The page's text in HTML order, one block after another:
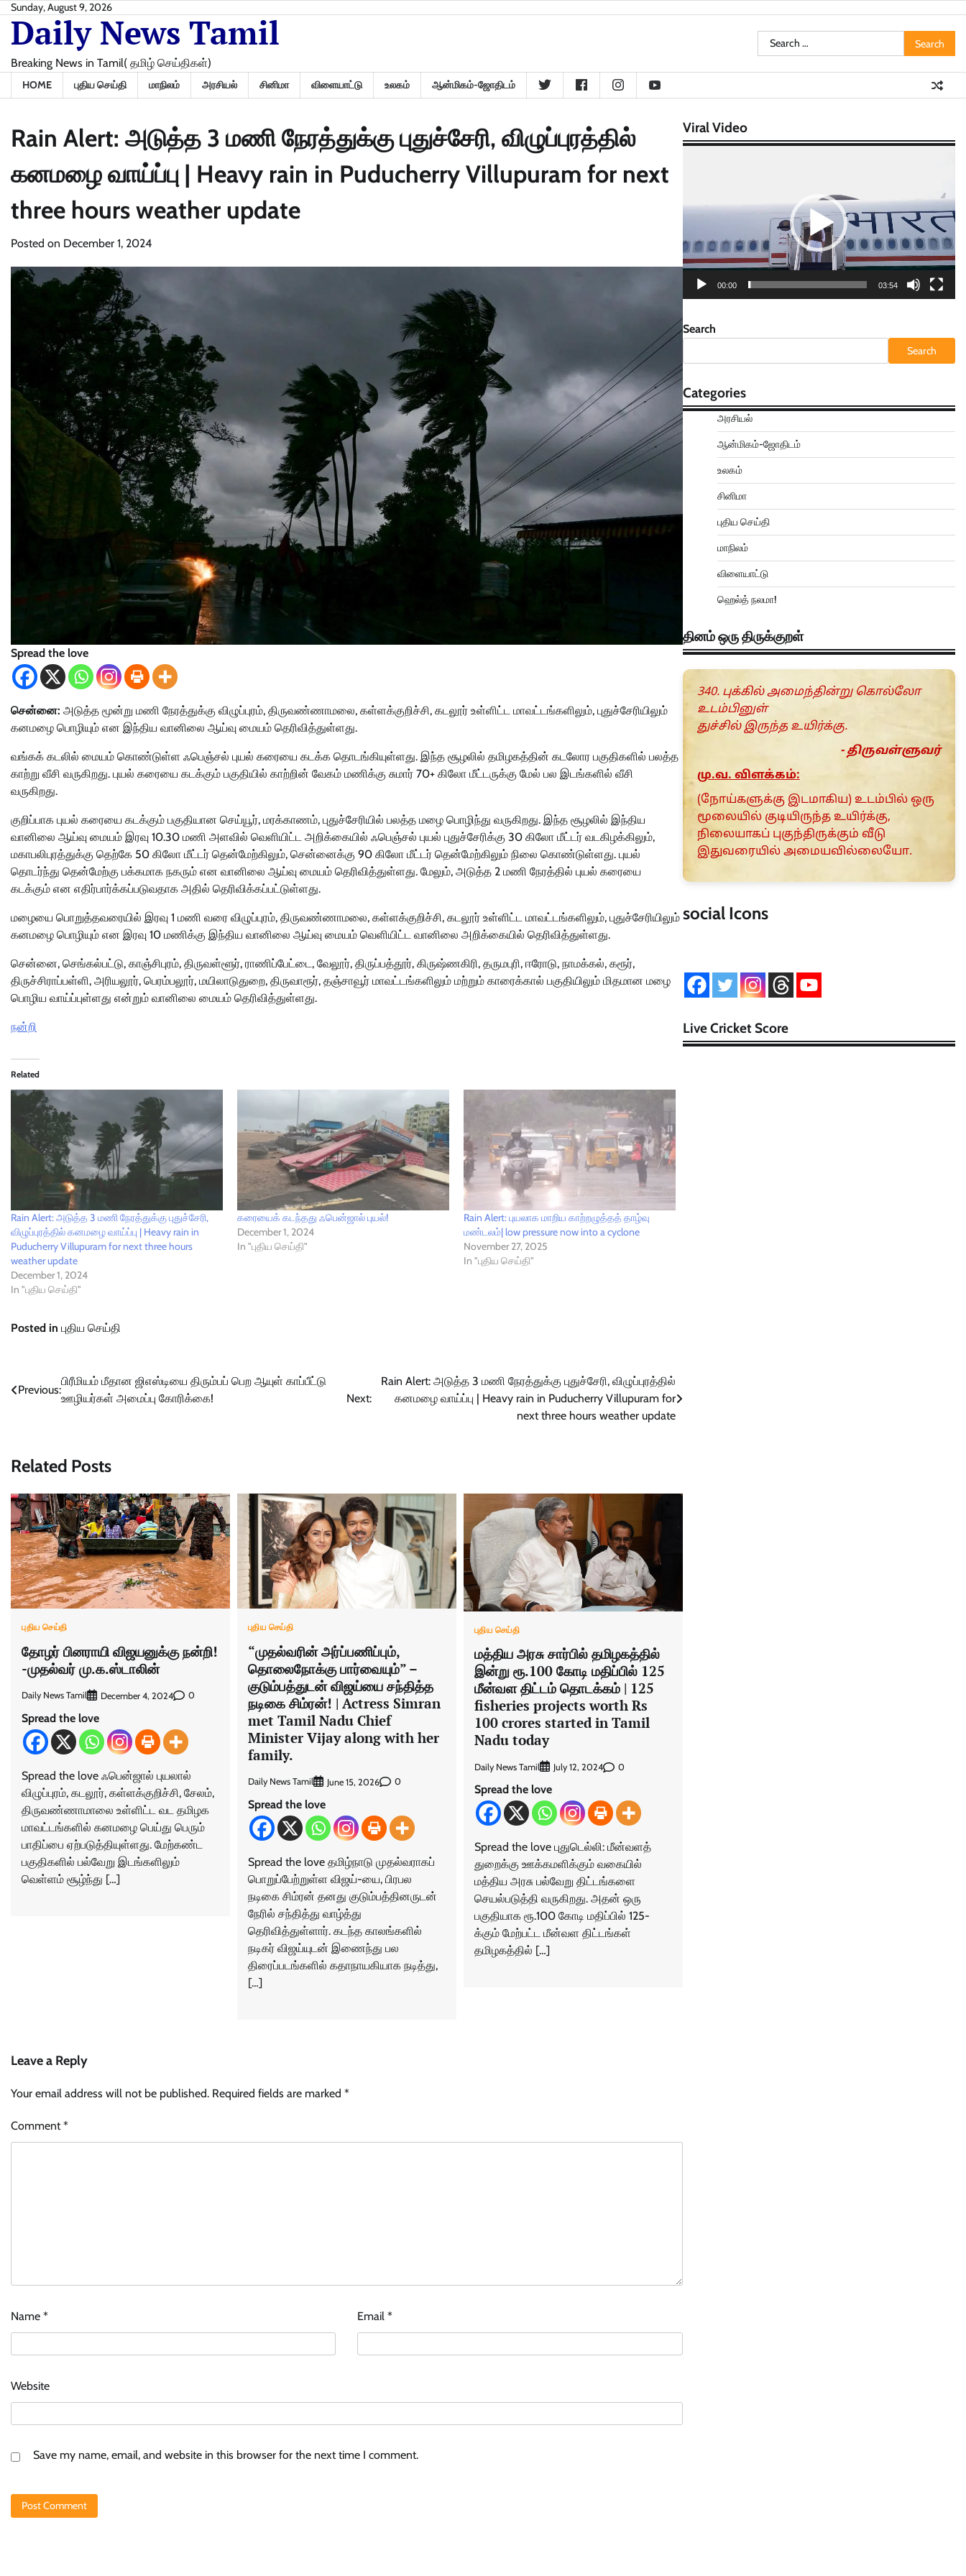
Skip
content
Sunday, August 9, 2026
Daily News Tamil
Breaking News in Tamil( தமிழ் செய்திகள்)
Search
for:
HOME புதிய செய்தி மாநிலம் அரசியல் சினிமா விளையாட்டு உலகம் ஆன்மிகம்-ஜோதிடம்
Rain Alert: அடுத்த 3 மணி நேரத்துக்கு புதுச்சேரி, விழுப்புரத்தில்
கனமழை வாய்ப்பு | Heavy rain in Puducherry Villupuram for next
three hours weather update
Posted on December 1, 2024
Spread the love
சென்னை: அடுத்த மூன்று மணி நேரத்துக்கு விழுப்புரம், திருவண்ணாமலை, கள்ளக்குறிச்சி, கடலூர் உள்ளிட்ட மாவட்டங்களிலும், புதுச்சேரியிலும்
கனமழை பொழியும் என இந்திய வானிலை ஆய்வு மையம் தெரிவித்துள்ளது.
வங்கக் கடலில் மையம் கொண்டுள்ள ஃபெஞ்சல் புயல் கரையை கடக்க தொடங்கியுள்ளது. இந்த சூழலில் தமிழகத்தின் கடலோர பகுதிகளில் பலத்த
காற்று வீசி வருகிறது. புயல் கரையை கடக்கும் பகுதியில் காற்றின் வேகம் மணிக்கு சுமார் 70+ கிலோ மீட்டருக்கு மேல் பல இடங்களில் வீசி
வருகிறது.
குறிப்பாக புயல் கரையை கடக்கும் பகுதியான செய்யூர், மரக்காணம், புதுச்சேரியில் பலத்த மழை பொழிந்து வருகிறது. இந்த சூழலில் இந்திய
வானிலை ஆய்வு மையம் இரவு 10.30 மணி அளவில் வெளியிட்ட அறிக்கையில் ஃபெஞ்சல் புயல் புதுச்சேரிக்கு 30 கிலோ மீட்டர் வடகிழக்கிலும்,
மகாபலிபுரத்துக்கு தெற்கே 50 கிலோ மீட்டர் தென்மேற்கிலும், சென்னைக்கு 90 கிலோ மீட்டர் தென்மேற்கிலும் நிலை கொண்டுள்ளது. புயல்
தொடர்ந்து தென்மேற்கு பக்கமாக நகரும் என வானிலை ஆய்வு மையம் தெரிவித்துள்ளது. மேலும், அடுத்த 2 மணி நேரத்தில் புயல் கரையை
கடக்கும் என எதிர்பார்க்கப்படுவதாக அதில் தெரிவிக்கப்பட்டுள்ளது.
மழையை பொறுத்தவரையில் இரவு 1 மணி வரை விழுப்புரம், திருவண்ணாமலை, கள்ளக்குறிச்சி, கடலூர் உள்ளிட்ட மாவட்டங்களிலும், புதுச்சேரியிலும்
கனமழை பொழியும் என இரவு 10 மணிக்கு இந்திய வானிலை ஆய்வு மையம் வெளியிட்ட வானிலை அறிக்கையில் தெரிவித்துள்ளது.
சென்னை, செங்கல்பட்டு, காஞ்சிபுரம், திருவள்ளூர், ராணிப்பேட்டை, வேலூர், திருப்பத்தூர், கிருஷ்ணகிரி, தருமபுரி, ஈரோடு, நாமக்கல், கரூர்,
திருச்சிராப்பள்ளி, அரியலூர், பெரம்பலூர், மயிலாடுதுறை, திருவாரூர், தஞ்சாவூர் மாவட்டங்களிலும் மற்றும் காரைக்கால் பகுதியிலும் மிதமான மழை
பொழிய வாய்ப்புள்ளது என்றும் வானிலை மையம் தெரிவித்துள்ளது.
நன்றி
Related
Rain Alert: அடுத்த 3 மணி நேரத்துக்கு புதுச்சேரி,
விழுப்புரத்தில் கனமழை வாய்ப்பு | Heavy rain in
Puducherry Villupuram for next three hours
weather update
December 1, 2024
In "புதிய செய்தி"
கரையைக் கடந்தது ஃபென்ஜால் புயல்!
December 1, 2024
In "புதிய செய்தி"
Rain Alert: புயலாக மாறிய காற்றழுத்தத் தாழ்வு
மண்டலம்| low pressure now into a cyclone
November 27, 2025
In "புதிய செய்தி"
Posted in புதிய செய்தி
Post
navigation
Previous:
பிரீமியம் மீதான ஜிஎஸ்டியை திரும்பப் பெற ஆயுள் காப்பீட்டு
ஊழியர்கள் அமைப்பு கோரிக்கை!
Next:
Rain Alert: அடுத்த 3 மணி நேரத்துக்கு புதுச்சேரி, விழுப்புரத்தில்
கனமழை வாய்ப்பு | Heavy rain in Puducherry Villupuram for
next three hours weather update
Related Posts
புதிய செய்தி
தோழர் பினராயி விஜயனுக்கு நன்றி!
-முதல்வர் மு.க.ஸ்டாலின்
Daily News Tamil December 4, 2024 0
Spread the love
Spread the love ஃபென்ஜால் புயலால்
விழுப்புரம், கடலூர், கள்ளக்குறிச்சி, சேலம்,
திருவண்ணாமாலை உள்ளிட்ட வட தமிழக
மாவட்டங்களில் கனமழை பெய்து பெரும்
பாதிப்பை ஏற்படுத்தியுள்ளது. மேற்கண்ட
பகுதிகளில் பல்வேறு இடங்களிலும்
வெள்ளம் சூழ்ந்து […]
புதிய செய்தி
“முதல்வரின் அர்ப்பணிப்பும்,
தொலைநோக்கு பார்வையும்” –
குடும்பத்துடன் விஜய்யை சந்தித்த
நடிகை சிம்ரன்! | Actress Simran
met Tamil Nadu Chief
Minister Vijay along with her
family.
Daily News Tamil June 15, 2026 0
Spread the love
Spread the love தமிழ்நாடு முதல்வராகப்
பொறுப்பேற்றுள்ள விஜய்-யை, பிரபல
நடிகை சிம்ரன் தனது குடும்பத்தினருடன்
நேரில் சந்தித்து வாழ்த்து
தெரிவித்துள்ளார். கடந்த காலங்களில்
நடிகர் விஜய்யுடன் இணைந்து பல
திரைப்படங்களில் கதாநாயகியாக நடித்து,
[…]
புதிய செய்தி
மத்திய அரசு சார்பில் தமிழகத்தில்
இன்று ரூ.100 கோடி மதிப்பில் 125
மீன்வள திட்டம் தொடக்கம் | 125
fisheries projects worth Rs
100 crores started in Tamil
Nadu today
Daily News Tamil July 12, 2024 0
Spread the love
Spread the love புதுடெல்லி: மீன்வளத்
துறைக்கு ஊக்கமளிக்கும் வகையில்
மத்திய அரசு பல்வேறு திட்டங்களை
செயல்படுத்தி வருகிறது. அதன் ஒரு
பகுதியாக ரூ.100 கோடி மதிப்பில் 125-
க்கும் மேற்பட்ட மீன்வள திட்டங்கள்
தமிழகத்தில் […]
Leave a Reply
Your email address will not be published. Required fields are marked *
Comment*
Name * Email*
Website
Save my name, email, and website in this browser for the next time I comment.
Viral Video
00:00 03:54
Search
Search
Categories
அரசியல்
ஆன்மிகம்-ஜோதிடம்
உலகம்
சினிமா
புதிய செய்தி
மாநிலம்
விளையாட்டு
ஹெல்த் நலமா!
தினம் ஒரு திருக்குறள்
340. புக்கில் அமைந்தின்று கொல்லோ
உடம்பினுள்
துச்சில் இருந்த உயிர்க்கு.
- திருவள்ளுவர்
மு.வ. விளக்கம்:
(நோய்களுக்கு இடமாகிய) உடம்பில் ஒரு
மூலையில் குடியிருந்த உயிர்க்கு,
நிலையாகப் புகுந்திருக்கும் வீடு
இதுவரையில் அமையவில்லையோ.
social Icons
Live Cricket Score